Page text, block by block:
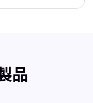
品